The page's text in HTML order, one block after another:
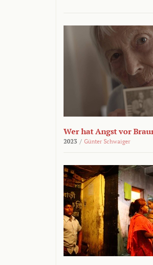
Wer hat Angst vor
2023 / Günter Schwaiger